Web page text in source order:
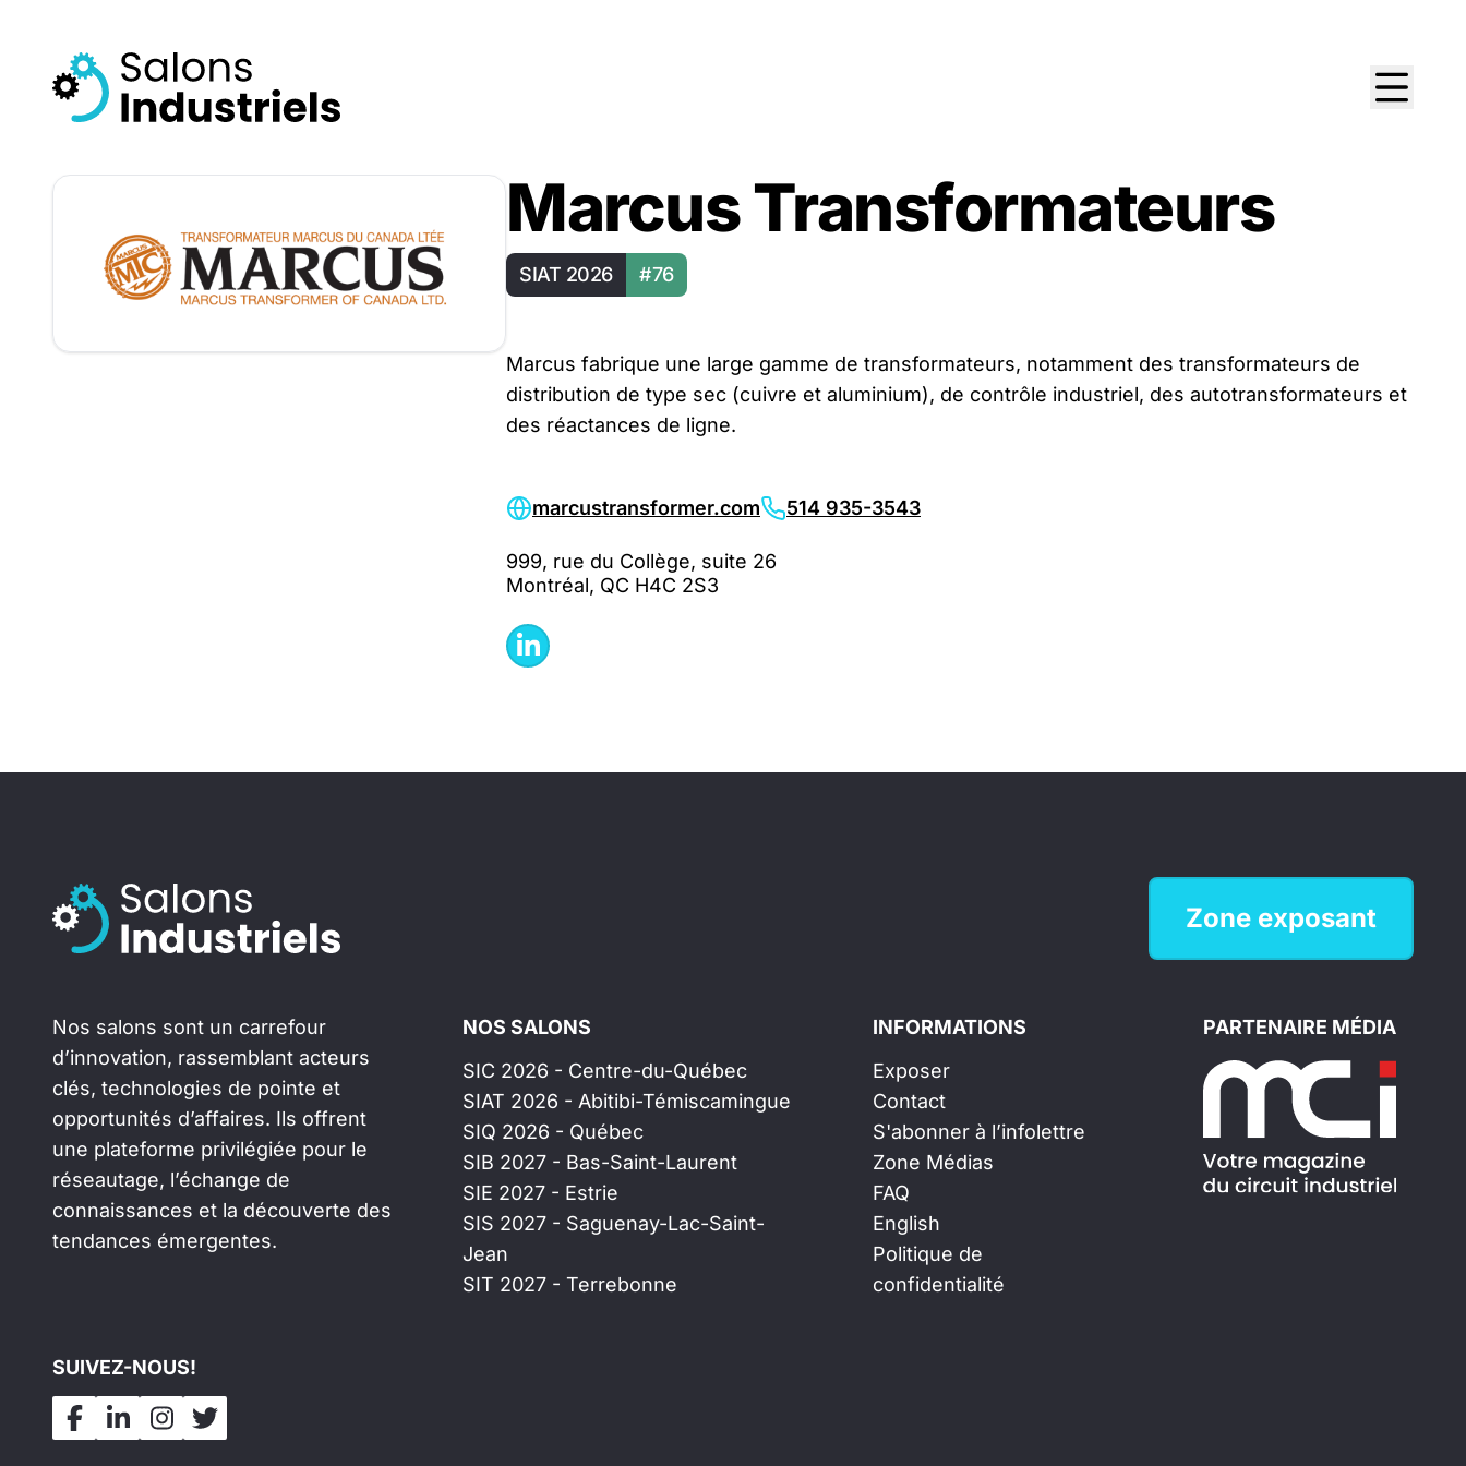
Marcus Transformateurs
SIAT 2026 #76
Marcus fabrique une large gamme de transformateurs, notamment des transformateurs de
distribution de type sec (cuivre et aluminium), de contrôle industriel, des autotransformateurs et
des réactances de ligne.
marcustransformer.com 514 935-3543
999, rue du Collège, suite 26
Montréal, QC H4C 2S3
Zone exposant
Nos salons sont un carrefour
d’innovation, rassemblant acteurs
clés, technologies de pointe et
opportunités d’affaires. Ils offrent
une plateforme privilégiée pour le
réseautage, l’échange de
connaissances et la découverte des
tendances émergentes.
NOS SALONS
SIC 2026 - Centre-du-Québec
SIAT 2026 - Abitibi-Témiscamingue
SIQ 2026 - Québec
SIB 2027 - Bas-Saint-Laurent
SIE 2027 - Estrie
SIS 2027 - Saguenay-Lac-Saint-
Jean
SIT 2027 - Terrebonne
INFORMATIONS
Exposer
Contact
S'abonner à l’infolettre
Zone Médias
FAQ
English
Politique de
confidentialité
PARTENAIRE MÉDIA
SUIVEZ-NOUS!